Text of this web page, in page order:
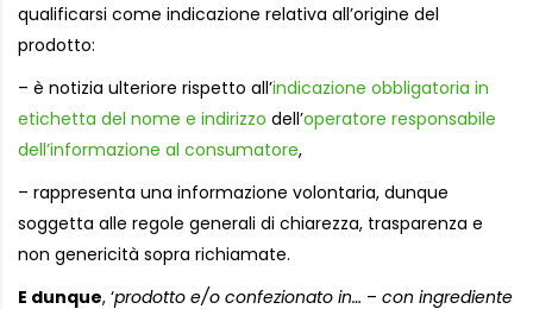
qualificarsi come indicazione relativa all’origine del
prodotto:
– è notizia ulteriore rispetto all’indicazione obbligatoria in
etichetta del nome e indirizzo dell’operatore responsabile
dell’informazione al consumatore,
– rappresenta una informazione volontaria, dunque
soggetta alle regole generali di chiarezza, trasparenza e
non genericità sopra richiamate.
E dunque, ‘prodotto e/o confezionato in… – con ingrediente